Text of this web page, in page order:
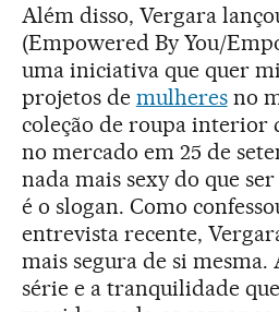
Além disso, Vergara
(Empowered By You/
uma iniciativa que quer
projetos de mulheresno
coleção de roupa interior
no mercado em 25 de
nada mais sexy do que
é o slogan. Como
entrevista recente,
mais segura de si mesma.
série e a tranquilidade